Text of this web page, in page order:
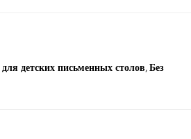
детских письменных столов,Без